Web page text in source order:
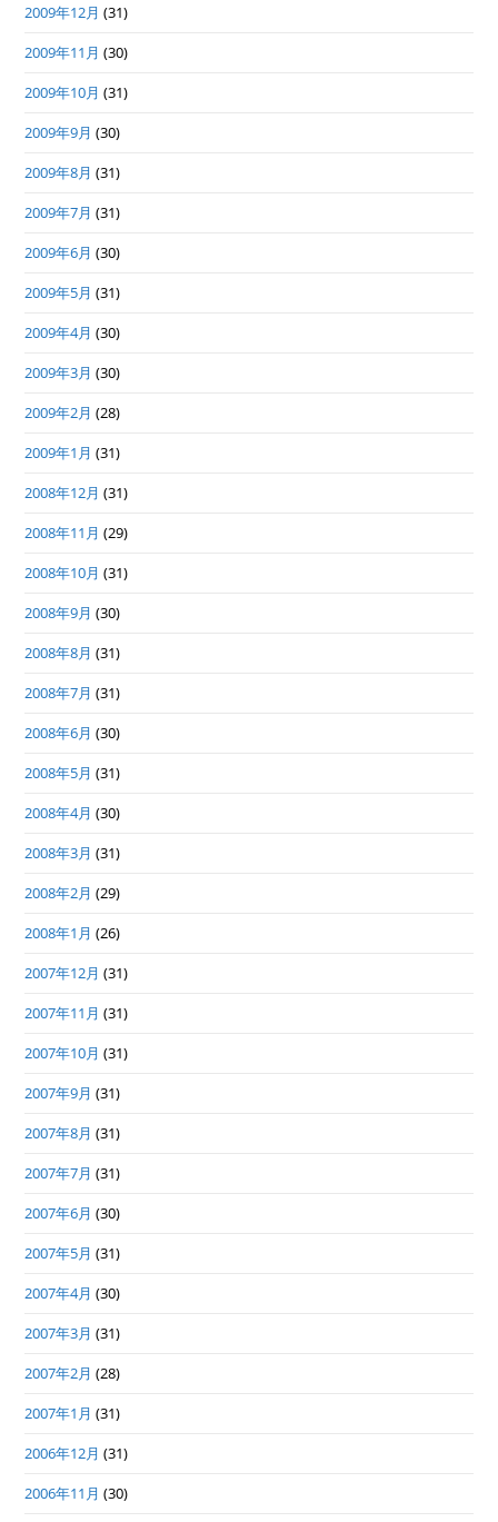
2009年12月 (31)
2009年11月 (30)
2009年10月 (31)
2009年9月 (30)
2009年8月 (31)
2009年7月 (31)
2009年6月 (30)
2009年5月 (31)
2009年4月 (30)
2009年3月 (30)
2009年2月 (28)
2009年1月 (31)
2008年12月 (31)
2008年11月 (29)
2008年10月 (31)
2008年9月 (30)
2008年8月 (31)
2008年7月 (31)
2008年6月 (30)
2008年5月 (31)
2008年4月 (30)
2008年3月 (31)
2008年2月 (29)
2008年1月 (26)
2007年12月 (31)
2007年11月 (31)
2007年10月 (31)
2007年9月 (31)
2007年8月 (31)
2007年7月 (31)
2007年6月 (30)
2007年5月 (31)
2007年4月 (30)
2007年3月 (31)
2007年2月 (28)
2007年1月 (31)
2006年12月 (31)
2006年11月 (30)